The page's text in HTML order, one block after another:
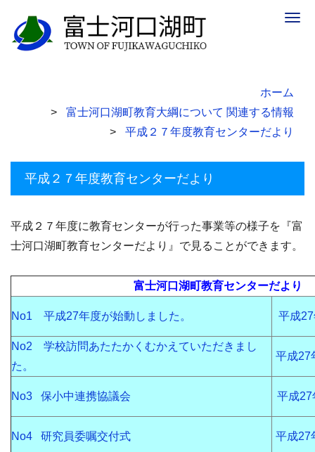
ホーム
富士河口湖町教育大綱について 関連する情報
平成２７年度教育センターだより
平成２７年度教育センターだより
平成２７年度に教育センターが行った事業等の様子を『富
士河口湖町教育センターだより』で見ることができます。
富士河口湖町教育センターだより
No1 平成27年度が始動しました。 平成
No2 学校訪問あたたかくむかえていただきまし
た。
平成27
No3 保小中連携協議会 平成27
No4 研究員委嘱交付式 平成27